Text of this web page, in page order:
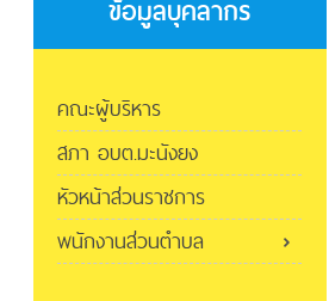
ข้อมูลบุคลากร
คณะผู้บริหาร
สภา อบต.มะนังยง
หัวหน้าส่วนราชการ
พนักงานส่วนตำบล